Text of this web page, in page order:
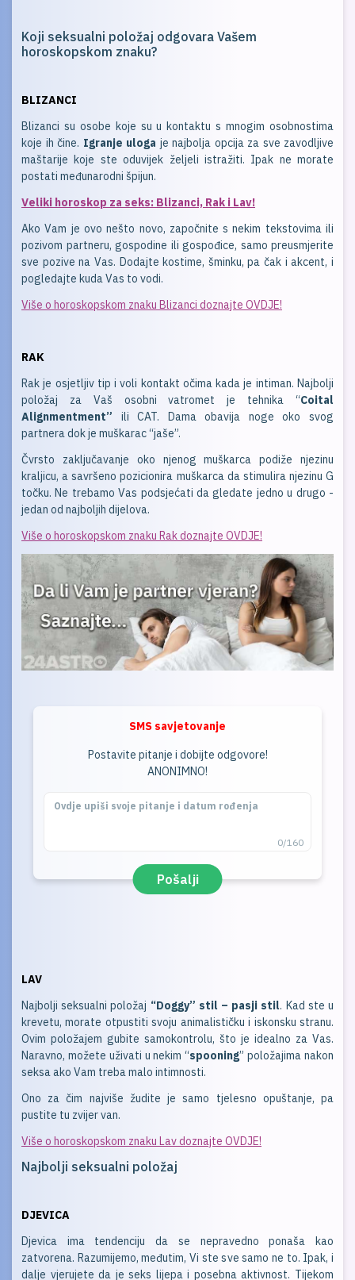
Koji seksualni položaj odgovara Vašem
horoskopskom znaku?
BLIZANCI
Blizanci su osobe koje su u kontaktu s mnogim osobnostima
koje ih čine. Igranje uloga je najbolja opcija za sve zavodljive
maštarije koje ste oduvijek željeli istražiti. Ipak ne morate
postati međunarodni špijun.
Veliki horoskop za seks: Blizanci, Rak i Lav!
Ako Vam je ovo nešto novo, započnite s nekim tekstovima ili
pozivom partneru, gospodine ili gospođice, samo preusmjerite
sve pozive na Vas. Dodajte kostime, šminku, pa čak i akcent, i
pogledajte kuda Vas to vodi.
Više o horoskopskom znaku Blizanci doznajte OVDJE!
RAK
Rak je osjetljiv tip i voli kontakt očima kada je intiman. Najbolji
položaj za Vaš osobni vatromet je tehnika “Coital
Alignmentment” ili CAT. Dama obavija noge oko svog
partnera dok je muškarac “jaše”.
Čvrsto zaključavanje oko njenog muškarca podiže njezinu
kraljicu, a savršeno pozicionira muškarca da stimulira njezinu G
točku. Ne trebamo Vas podsjećati da gledate jedno u drugo -
jedan od najboljih dijelova.
Više o horoskopskom znaku Rak doznajte OVDJE!
SMS savjetovanje
Postavite pitanje i dobijte odgovore!
ANONIMNO!
0/160
Pošalji
LAV
Najbolji seksualni položaj “Doggy” stil – pasji stil. Kad ste u
krevetu, morate otpustiti svoju animalističku i iskonsku stranu.
Ovim položajem gubite samokontrolu, što je idealno za Vas.
Naravno, možete uživati u nekim “spooning” položajima nakon
seksa ako Vam treba malo intimnosti.
Ono za čim najviše žudite je samo tjelesno opuštanje, pa
pustite tu zvijer van.
Više o horoskopskom znaku Lav doznajte OVDJE!
Najbolji seksualni položaj
DJEVICA
Djevica ima tendenciju da se nepravedno ponaša kao
zatvorena. Razumijemo, međutim, Vi ste sve samo ne to. Ipak, i
dalje vjerujete da je seks lijepa i posebna aktivnost. Tijekom